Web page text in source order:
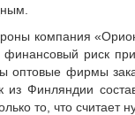
компания
финансовый риск
оптовые фирмы
из Финляндии
то, что считает